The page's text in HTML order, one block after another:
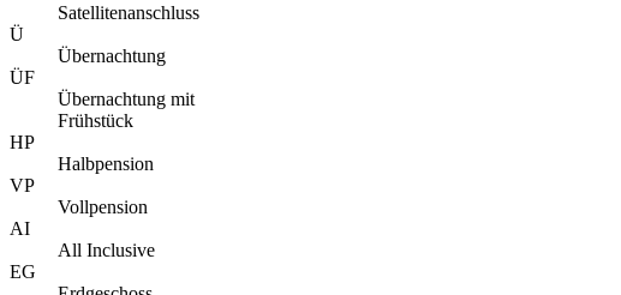
Satellitenanschluss
Ü
Übernachtung
ÜF
Übernachtung mit
Frühstück
HP
Halbpension
VP
Vollpension
AI
All Inclusive
EG